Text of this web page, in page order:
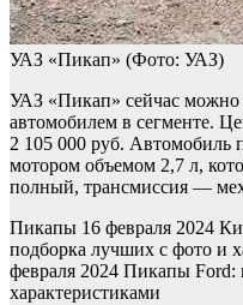
УАЗ «Пикап» (Фото: УАЗ)
УАЗ «Пикап» сейчас
автомобилем в сегменте.
2 105 000 руб. Автомобиль
мотором объемом 2,7 л,
полный, трансмиссия —
Пикапы 16 февраля 2024
подборка лучших с фото и
февраля 2024 Пикапы Ford:
характеристиками